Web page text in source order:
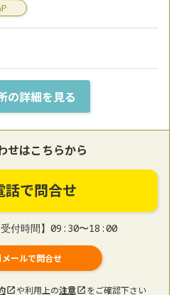
の詳細を見る
せはこちらから
話で問合せ
受付時間】09:30〜18:00
メールで問合せ
や利用上の注意 をご確認下さい